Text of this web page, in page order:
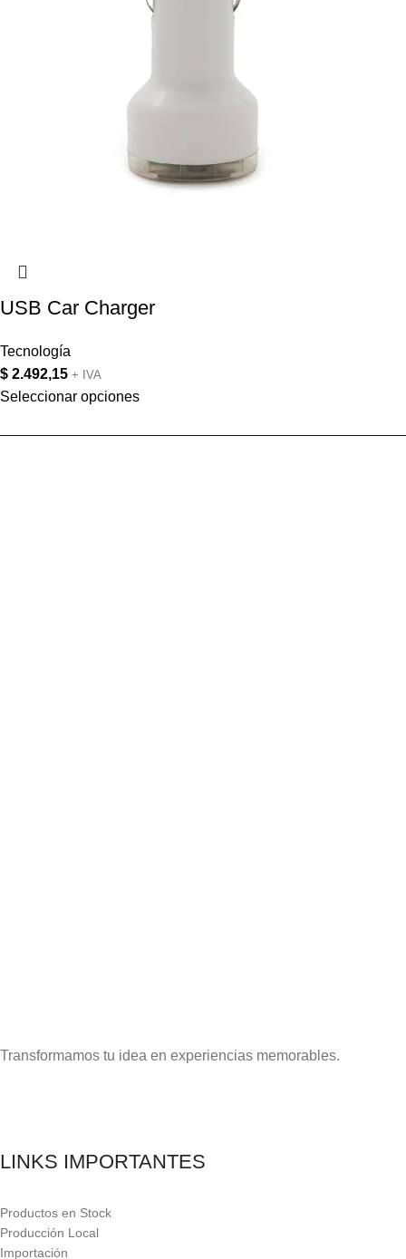
USB Car Charger
Tecnología
$ 2.492,15 + IVA
Seleccionar opciones
Transformamos tu idea en experiencias memorables.
LINKS IMPORTANTES
Productos en Stock
Producción Local
Importación